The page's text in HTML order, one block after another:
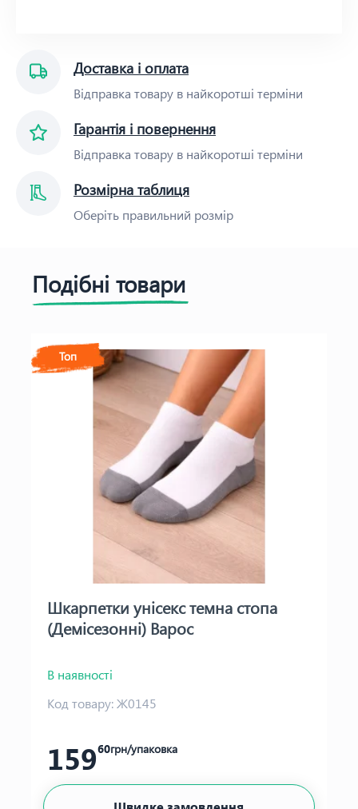
Доставка і оплата
Відправка товару в найкоротші терміни
Гарантія і повернення
Відправка товару в найкоротші терміни
Розмірна таблиця
Оберіть правильний розмір
Подібні товари
Топ
Шкарпетки унісекс темна стопа
(Демісезонні) Варос
В наявності
Код товару:Ж0145
15960грн/упаковка